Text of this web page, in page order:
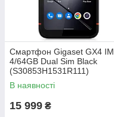
Смартфон Gigaset GX4 IM
4/64GB Dual Sim Black
(S30853H1531R111)
В наявності
15 999 ₴